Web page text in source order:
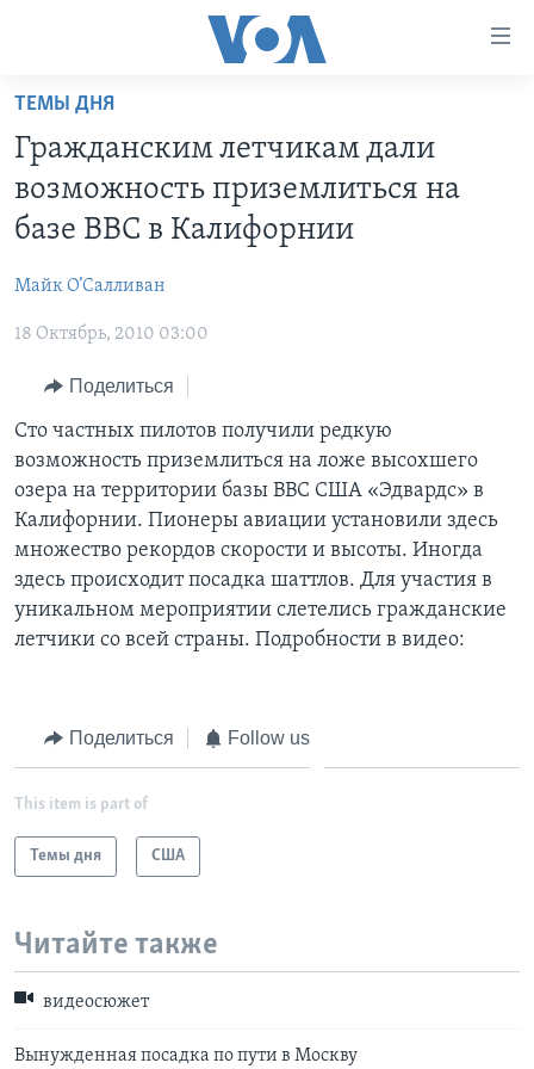
Перейти
основной
контент
Перейти
основной
Перейти
поиск
ПРОГРАММЫ
АМЕРИКА
ПОЧЕМУ ЭТО ВАЖНО?
ДИСКУССИЯ VOA
ДЕТАЛИ
НЬЮ-ЙОРК NEW YORK
АМЕРИКА. БОЛЬШОЕ ПУТЕШЕСТВИЕ
ПРОЕКТЫ
А КАК В АМЕРИКЕ?
АРТЕФАКТЫ
АМЕРИКАНСКИЕ ГОРОДКИ
ТЕСТЫ
ИНТЕРВЬЮ
ФАКТЫ ПРОТИВ ФЕЙКОВ
ЗА СВОБОДУ ПРЕССЫ
УЧИМ АНГЛИЙСКИЙ
ВИДЕО
ПОДПИСКА НА НОВОСТИ
Learning English
СОЦИАЛЬНЫЕ СЕТИ
Языки
ТЕМЫ ДНЯ
Гражданским летчикам дали
возможность приземлиться на
базе ВВС в Калифорнии
Майк О’Салливан
18 Октябрь, 2010 03:00
Поделиться
Сто частных пилотов получили редкую
возможность приземлиться на ложе высохшего
озера на территории базы ВВС США «Эдвардс» в
Калифорнии. Пионеры авиации установили здесь
множество рекордов скорости и высоты. Иногда
здесь происходит посадка шаттлов. Для участия в
уникальном мероприятии слетелись гражданские
летчики со всей страны. Подробности в видео:
Поделиться Follow us
This item is part of
Темы дня США
Читайте также
видеосюжет
Вынужденная посадка по пути в Москву